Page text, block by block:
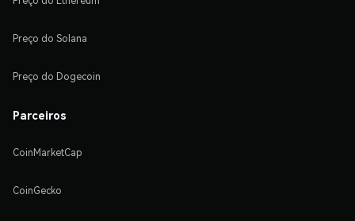
Preço do Solana
Preço do Dogecoin
Parceiros
CoinMarketCap
CoinGecko